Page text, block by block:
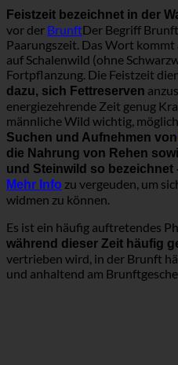
Feistzeit bezeichnet in der
vor der BrunftDer Begriff
Paarungszeit. Das Wort kommt
auf Schalenwild (ohne
Fortpflanzung. Die Feistzeit
dazu, sich Fettreserven
energiezehrende Zeit genug
männliche Wild wichtig,
Suchen und Aufnehmen von
die Nahrung von Rehen
und Steinwild so bezeichnet
Mehr Info zu vergeuden, um
widmen zu können.
Es ist ein häufig auftretendes
während dieser Zeit häufig
vertrieben wird, in der Brunft
und anhaltend am